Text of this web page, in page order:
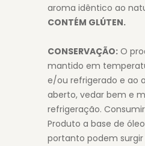
aroma idêntico ao
CONTÉM GLÚTEN.
CONSERVAÇÃO: O
mantido em
e/ou refrigerado e ao
aberto, vedar bem e
refrigeração.
Produto a base de
portanto podem